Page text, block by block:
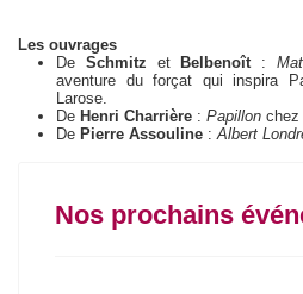
Les ouvrages
De Schmitz et Belbenoît:
aventure du forçat qui inspira
Larose.
De Henri Charrière : Papillon chez
De Pierre Assouline :Albert
Nos prochains